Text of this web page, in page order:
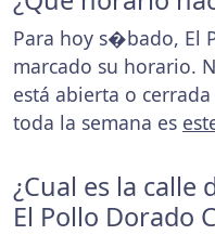
Para hoy s�bado, El
marcado su horario.
está abierta o
toda la semana es
¿Cual es la calle
El Pollo Dorado